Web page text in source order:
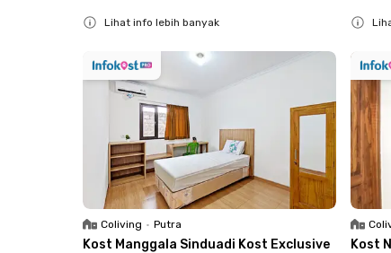
Lihat info lebih banyak
Coliving • Putra
Kost Manggala Sinduadi Kost Exclusive
Kost